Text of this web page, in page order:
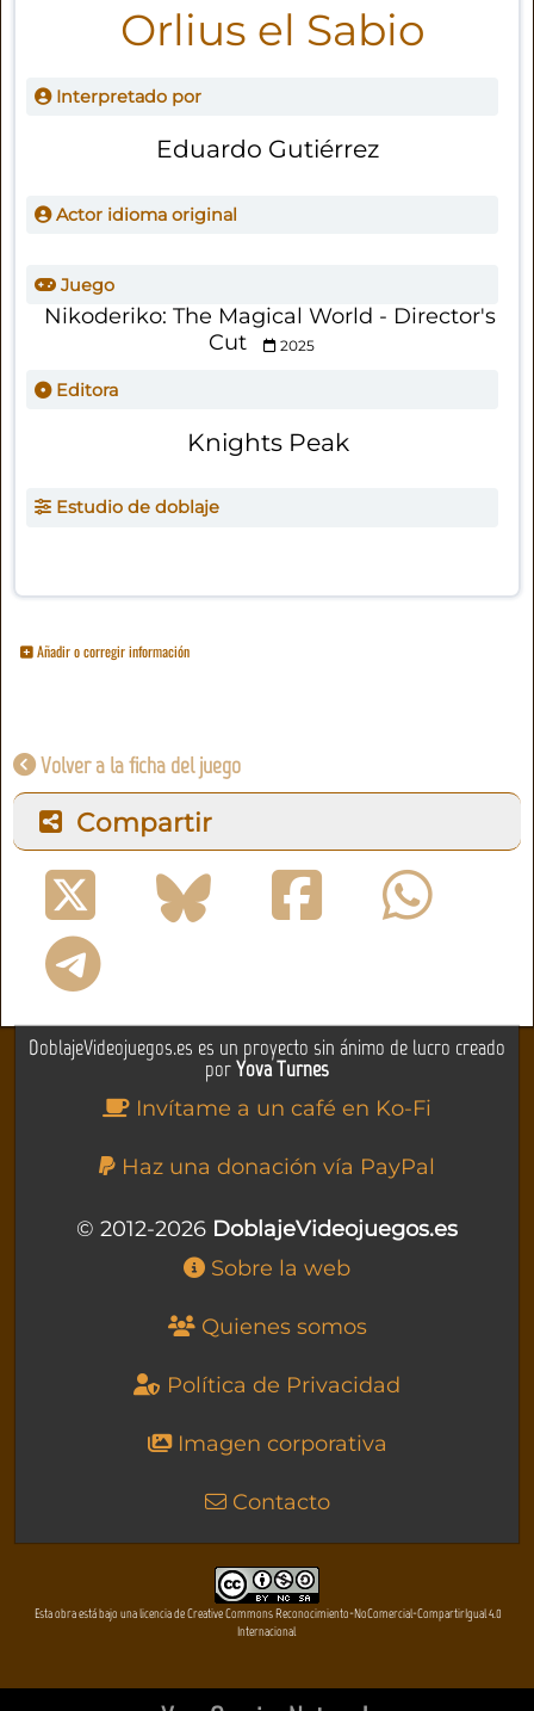
Orlius el Sabio
Interpretado por
Eduardo Gutiérrez
Actor idioma original
Juego
Nikoderiko: The Magical World - Director's
Cut
2025
Editora
Knights Peak
Estudio de doblaje
Añadir o corregir información
Volver a la ficha del juego
Compartir
DoblajeVideojuegos.es es un proyecto sin ánimo de lucro creado
porYova Turnes
Invítame a un café en Ko-Fi
Haz una donación vía PayPal
© 2012-2026 DoblajeVideojuegos.es
Sobre la web
Quienes somos
Política de Privacidad
Imagen corporativa
Contacto
Esta obra está bajo una licencia de Creative Commons Reconocimiento-NoComercial-CompartirIgual 4.0
Internacional